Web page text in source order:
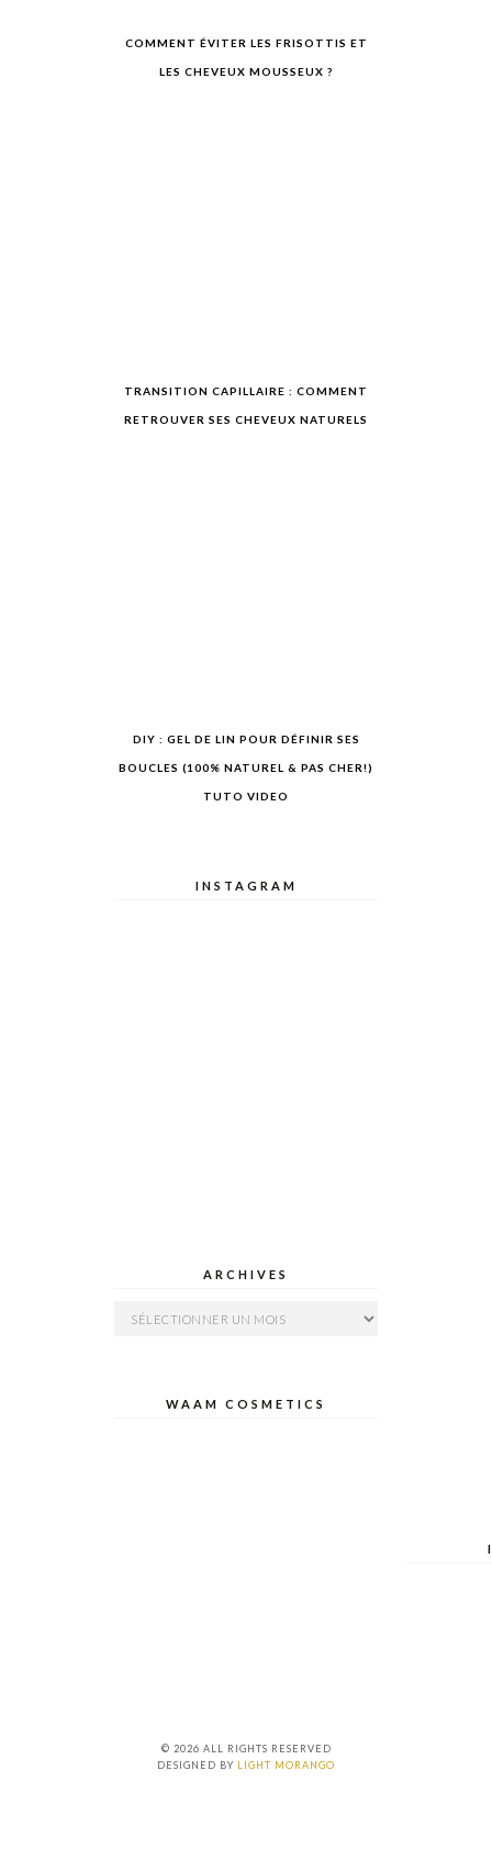
COMMENT ÉVITER LES FRISOTTIS ET
LES CHEVEUX MOUSSEUX ?
TRANSITION CAPILLAIRE : COMMENT
RETROUVER SES CHEVEUX NATURELS
DIY : GEL DE LIN POUR DÉFINIR SES
BOUCLES (100% NATUREL & PAS CHER!)
TUTO VIDEO
INSTAGRAM
ARCHIVES
Archives
WAAM COSMETICS
© 2026 ALL RIGHTS RESERVED
DESIGNED BY LIGHT MORANGO